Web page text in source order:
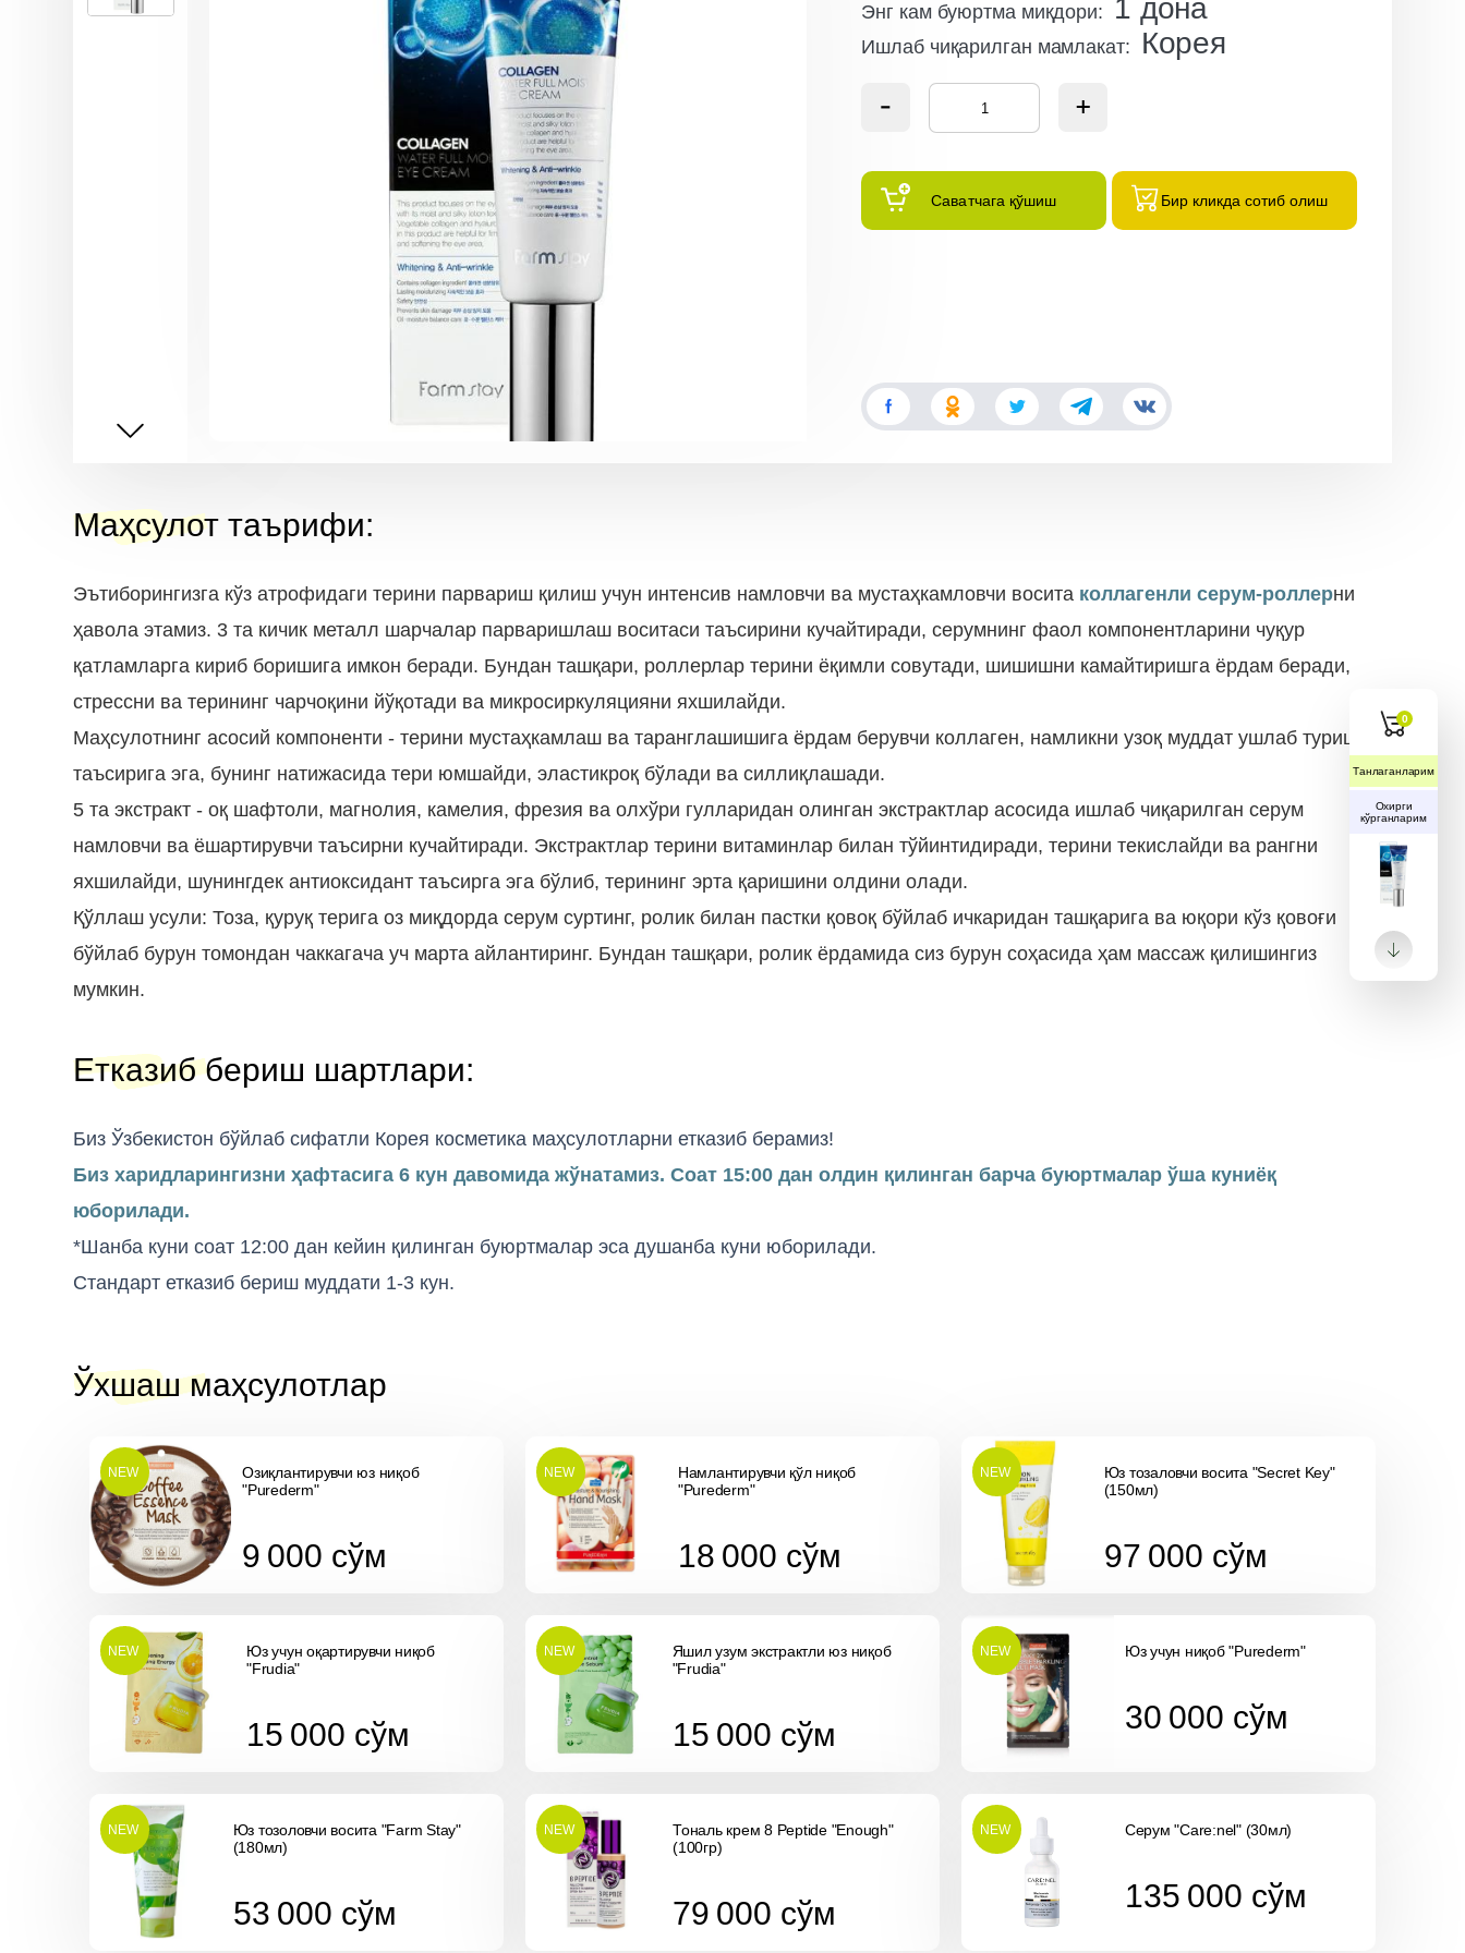
Энг кам буюртма миқдори: 1 дона
Ишлаб чиқарилган мамлакат: Корея
Саватчага қўшиш Бир кликда сотиб олиш
Маҳсулот таърифи:
Эътиборингизга кўз атрофидаги терини парвариш қилиш учун интенсив намловчи ва мустаҳкамловчи восита коллагенли серум-роллерни
ҳавола этамиз. 3 та кичик металл шарчалар парваришлаш воситаси таъсирини кучайтиради, серумнинг фаол компонентларини чуқур
қатламларга кириб боришига имкон беради. Бундан ташқари, роллерлар терини ёқимли совутади, шишишни камайтиришга ёрдам беради,
стрессни ва терининг чарчоқини йўқотади ва микросиркуляцияни яхшилайди.
Маҳсулотнинг асосий компоненти - терини мустаҳкамлаш ва таранглашишига ёрдам берувчи коллаген, намликни узоқ муддат ушлаб туриш
таъсирига эга, бунинг натижасида тери юмшайди, эластикроқ бўлади ва силлиқлашади.
5 та экстракт - оқ шафтоли, магнолия, камелия, фрезия ва олхўри гулларидан олинган экстрактлар асосида ишлаб чиқарилган серум
намловчи ва ёшартирувчи таъсирни кучайтиради. Экстрактлар терини витаминлар билан тўйинтидиради, терини текислайди ва рангни
яхшилайди, шунингдек антиоксидант таъсирга эга бўлиб, терининг эрта қаришини олдини олади.
Қўллаш усули: Тоза, қуруқ терига оз миқдорда серум суртинг, ролик билан пастки қовоқ бўйлаб ичкаридан ташқарига ва юқори кўз қовоғи
бўйлаб бурун томондан чаккагача уч марта айлантиринг. Бундан ташқари, ролик ёрдамида сиз бурун соҳасида ҳам массаж қилишингиз
мумкин.
Етказиб бериш шартлари:
Биз Ўзбекистон бўйлаб сифатли Корея косметика маҳсулотларни етказиб берамиз!
Биз харидларингизни ҳафтасига 6 кун давомида жўнатамиз. Соат 15:00 дан олдин қилинган барча буюртмалар ўша куниёқ
юборилади.
*Шанба куни соат 12:00 дан кейин қилинган буюртмалар эса душанба куни юборилади.
Стандарт етказиб бериш муддати 1-3 кун.
Ўхшаш маҳсулотлар
Озиқлантирувчи юз ниқоб
"Purederm"
9 000 cўм
NEW
Намлантирувчи қўл ниқоб
"Purederm"
18 000 cўм
NEW
Юз тозаловчи восита "Secret Key"
(150мл)
97 000 cўм
NEW
Юз учун оқартирувчи ниқоб
"Frudia"
15 000 cўм
NEW
Яшил узум экстрактли юз ниқоб
"Frudia"
15 000 cўм
NEW Юз учун ниқоб "Purederm"
30 000 cўм
NEW
Юз тозоловчи восита "Farm Stay"
(180мл)
53 000 cўм
NEW
Тональ крем 8 Peptide "Enough"
(100гр)
79 000 cўм
NEW Серум "Care:nel" (30мл)
135 000 cўм
NEW
0
Танлаганларим
Охирги
кўрганларим